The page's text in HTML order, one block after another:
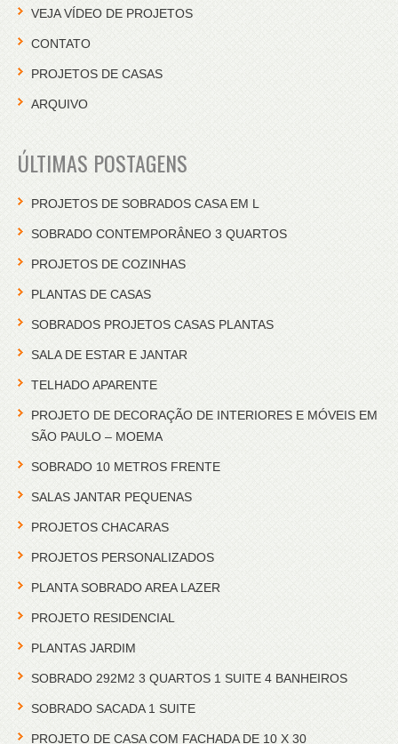
VEJA VÍDEO DE PROJETOS
CONTATO
PROJETOS DE CASAS
ARQUIVO
ÚLTIMAS POSTAGENS
PROJETOS DE SOBRADOS CASA EM L
SOBRADO CONTEMPORÂNEO 3 QUARTOS
PROJETOS DE COZINHAS
PLANTAS DE CASAS
SOBRADOS PROJETOS CASAS PLANTAS
SALA DE ESTAR E JANTAR
TELHADO APARENTE
PROJETO DE DECORAÇÃO DE INTERIORES E MÓVEIS EM
SÃO PAULO – MOEMA
SOBRADO 10 METROS FRENTE
SALAS JANTAR PEQUENAS
PROJETOS CHACARAS
PROJETOS PERSONALIZADOS
PLANTA SOBRADO AREA LAZER
PROJETO RESIDENCIAL
PLANTAS JARDIM
SOBRADO 292M2 3 QUARTOS 1 SUITE 4 BANHEIROS
SOBRADO SACADA 1 SUITE
PROJETO DE CASA COM FACHADA DE 10 X 30